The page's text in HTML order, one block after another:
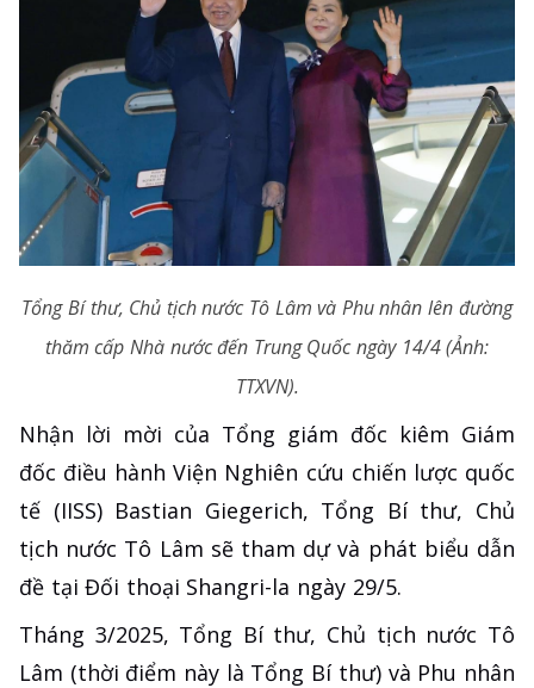
Tổng Bí thư, Chủ tịch nước Tô Lâm và Phu nhân lên đường
thăm cấp Nhà nước đến Trung Quốc ngày 14/4 (Ảnh:
TTXVN).
Nhận lời mời của Tổng giám đốc kiêm Giám
đốc điều hành Viện Nghiên cứu chiến lược quốc
tế (IISS) Bastian Giegerich, Tổng Bí thư, Chủ
tịch nước Tô Lâm sẽ tham dự và phát biểu dẫn
đề tại Đối thoại Shangri-la ngày 29/5.
Tháng 3/2025, Tổng Bí thư, Chủ tịch nước Tô
Lâm (thời điểm này là Tổng Bí thư) và Phu nhân